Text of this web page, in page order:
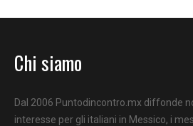
Chi siamo
Dal 2006 Puntodincontro.mx diffonde
interesse per gli italiani in Messico, i